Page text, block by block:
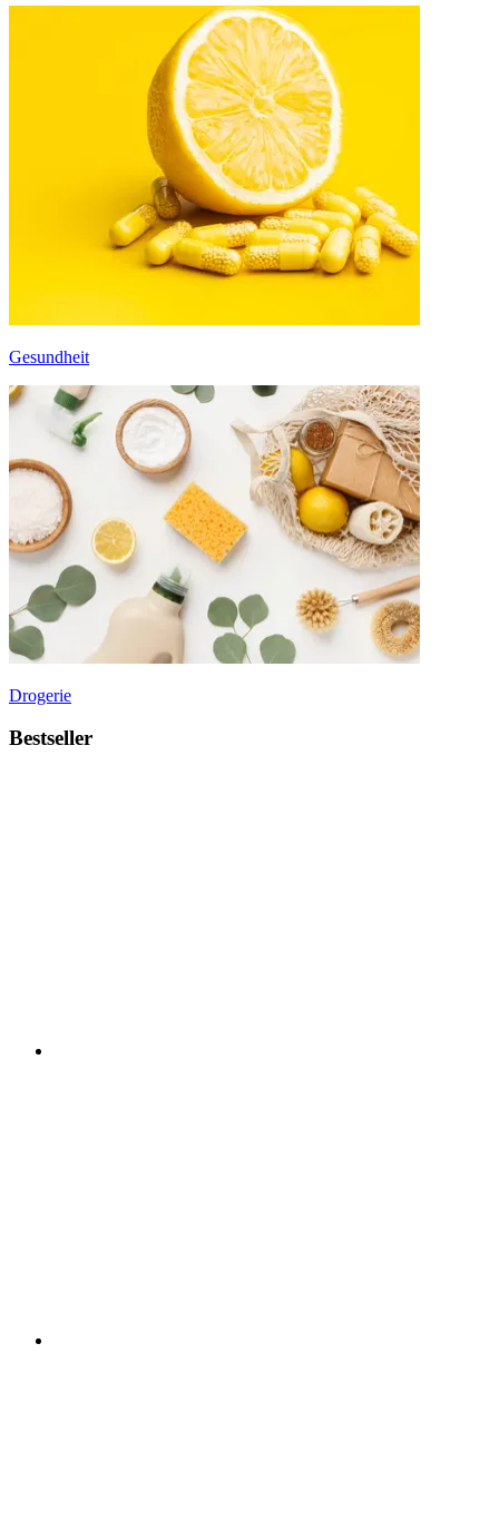
Gesundheit
Drogerie
Bestseller